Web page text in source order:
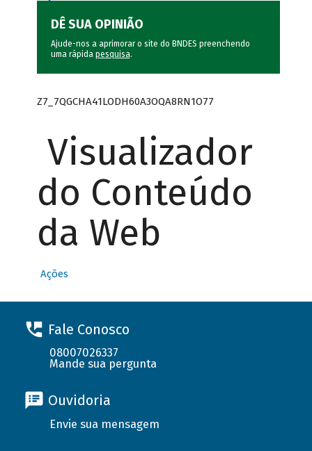
DÊ SUA OPINIÃO
Ajude-nos a aprimorar o site do BNDES preenchendo
uma rápida pesquisa.
Z7_7QGCHA41LODH60A3OQA8RN1O77
Visualizador
do Conteúdo
da Web
Ações
Fale Conosco
08007026337
Mande sua pergunta
Ouvidoria
Envie sua mensagem